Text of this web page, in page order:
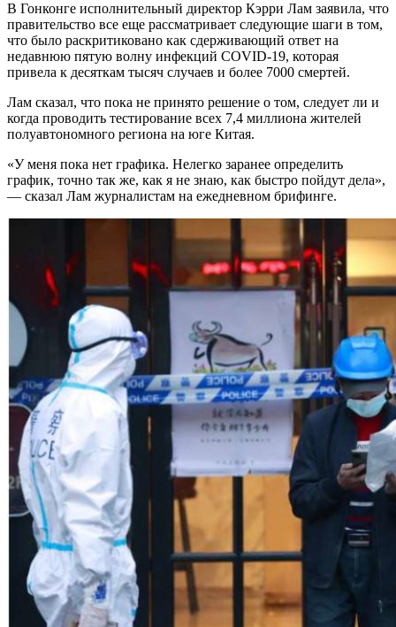
В Гонконге исполнительный директор Кэрри Лам заявила, что
правительство все еще рассматривает следующие шаги в том,
что было раскритиковано как сдерживающий ответ на
недавнюю пятую волну инфекций COVID-19, которая
привела к десяткам тысяч случаев и более 7000 смертей.
Лам сказал, что пока не принято решение о том, следует ли и
когда проводить тестирование всех 7,4 миллиона жителей
полуавтономного региона на юге Китая.
«У меня пока нет графика. Нелегко заранее определить
график, точно так же, как я не знаю, как быстро пойдут дела»,
— сказал Лам журналистам на ежедневном брифинге.